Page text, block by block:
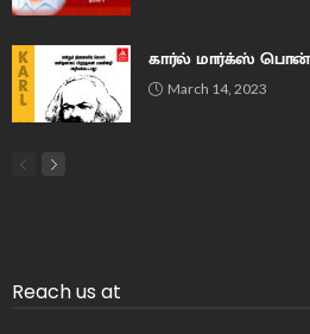
கார்ல் மார்க்ஸ்
March 14, 2023
Reach us at